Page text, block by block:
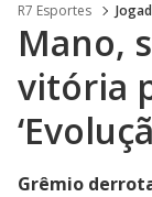
R7 Esportes
Mano,
vitória
Grêmio